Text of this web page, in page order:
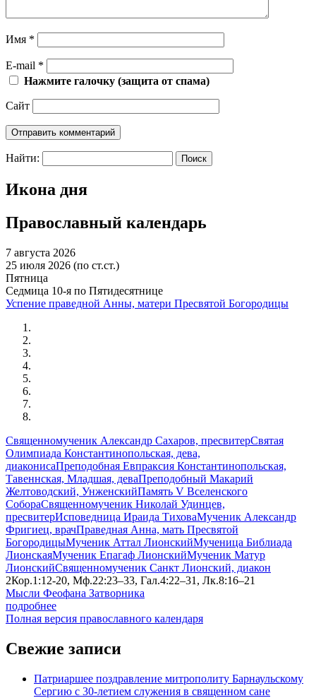
Имя *
E-mail *
Нажмите галочку (защита от спама)
Сайт
Найти:
Икона дня
Православный календарь
7 августа 2026
25 июля 2026 (по ст.ст.)
Пятница
Седмица 10-я по Пятидесятнице
Успение праведной Анны, матери Пресвятой Богородицы
Священномученик Александр Сахаров, пресвитерСвятая
Олимпиада Константинопольская, дева,
диаконисаПреподобная Евпраксия Константинопольская,
Тавеннская, Младшая, деваПреподобный Макарий
Желтоводский, УнженскийПамять V Вселенского
СобораСвященномученик Николай Удинцев,
пресвитерИсповедница Ираида ТиховаМученик Александр
Фригиец, врачПраведная Анна, мать Пресвятой
БогородицыМученик Аттал ЛионскийМученица Библиада
ЛионскаяМученик Епагаф ЛионскийМученик Матур
ЛионскийСвященномученик Санкт Лионский, диакон
2Кор.1:12-20, Мф.22:23–33, Гал.4:22–31, Лк.8:16–21
Мысли Феофана Затворника
подробнее
Полная версия православного календаря
Свежие записи
Патриаршее поздравление митрополиту Барнаульскому
Сергию с 30-летием служения в священном сане